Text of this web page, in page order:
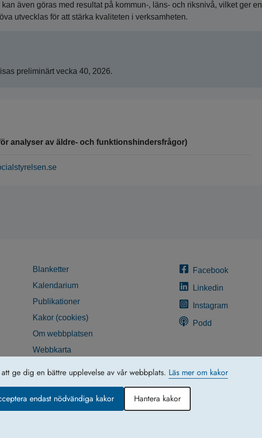
ge dig en bättre upplevelse av vår webbplats. Läs mer om kakor
endast nödvändiga kakor Hantera kakor
även göras med resultat på kommun-, läns- och riksnivå, vilket ger en
utvecklas för att stärka kvaliteten i verksamheten.
preliminärt vecka 40, 2026.
analyser av äldre- och funktionshindersfrågor)
Blanketter
Kalendarium
Publikationer
Kakor (cookies)
Om webbplatsen
Webbkarta
Facebook
Linkedin
Instagram
Podd